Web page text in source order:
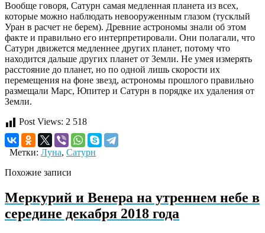
Вообще говоря, Сатурн самая медленная планета из всех,
которые можно наблюдать невооруженным глазом (тусклый
Уран в расчет не берем). Древние астрономы знали об этом
факте и правильно его интерпретировали. Они полагали, что
Сатурн движется медленнее других планет, потому что
находится дальше других планет от Земли. Не умея измерять
расстояние до планет, но по одной лишь скорости их
перемещения на фоне звезд, астрономы прошлого правильно
размещали Марс, Юпитер и Сатурн в порядке их удаления от
Земли.
Post Views: 2 518
Метки: Луна, Сатурн
Похожие записи
Меркурий и Венера на утреннем небе в
середине декабря 2018 года